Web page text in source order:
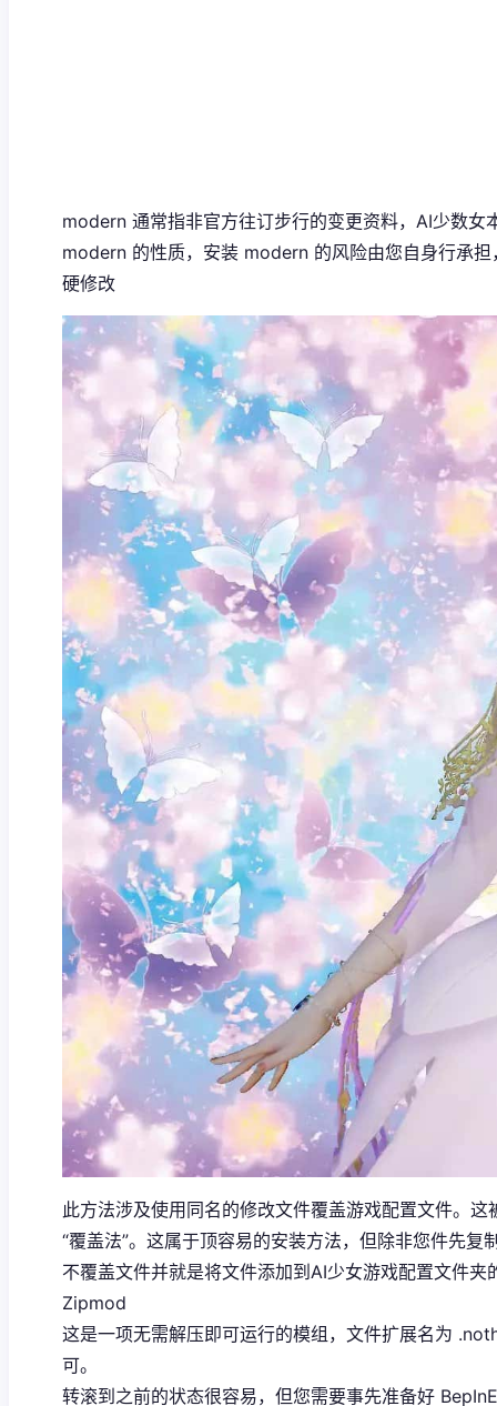
modern 通常指非官方往订步行的变更资料，AI少数
modern 的性质，安装 modern 的风险由您自身行承
硬修改
此方法涉及使用同名的修改文件覆盖游戏配置文件。这
“覆盖法”。这属于顶容易的安装方法，但除非您件先
不覆盖文件并就是将文件添加到AI少女游戏配置文件
Zipmod
这是一项无需解压即可运行的模组，文件扩展名为
可。
转滚到之前的状态很容易，但您需要事先准备好